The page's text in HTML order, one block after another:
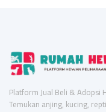
Platform Jual Beli & Adopsi
Temukan anjing, kucing,